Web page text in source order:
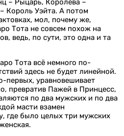
– Рыцарь, Королева –
Король Уэйта. А потом
мол, почему же,
Тота не совсем похож на
ведь, по сути, это одна и та
Тота всё немного по-
здесь не будет линейной.
первых, уравновешивает
превратив Пажей в Принцесс,
по два мужских и по два
масти взамен
где было целых три мужских